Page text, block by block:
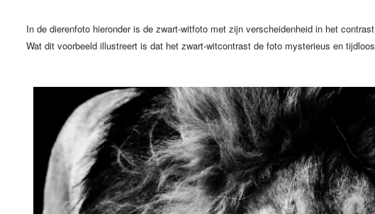
In de dierenfoto hieronder is de zwart-witfoto met zijn verscheidenheid in het
Wat dit voorbeeld illustreert is dat het zwart-witcontrast de foto mysterieus en